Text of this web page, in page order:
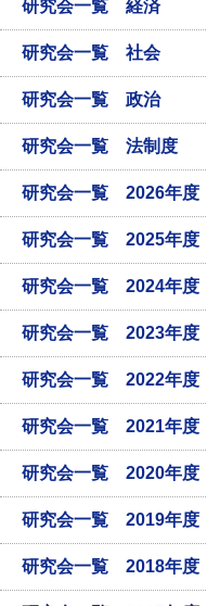
研究会一覧 経済
研究会一覧 社会
研究会一覧 政治
研究会一覧 法制度
研究会一覧 2026年度
研究会一覧 2025年度
研究会一覧 2024年度
研究会一覧 2023年度
研究会一覧 2022年度
研究会一覧 2021年度
研究会一覧 2020年度
研究会一覧 2019年度
研究会一覧 2018年度